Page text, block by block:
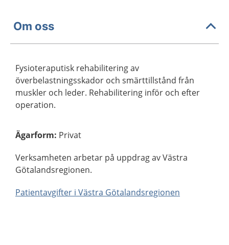
Om oss
Fysioteraputisk rehabilitering av
överbelastningsskador och smärttillstånd från
muskler och leder. Rehabilitering inför och efter
operation.
Ägarform: Privat
Verksamheten arbetar på uppdrag av Västra
Götalandsregionen.
Patientavgifter i Västra Götalandsregionen